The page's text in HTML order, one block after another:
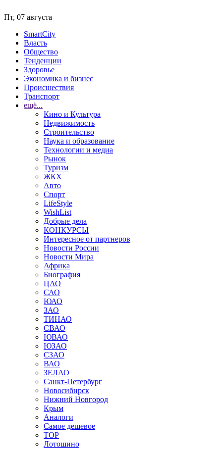
Пт, 07 августа
SmartCity
Власть
Общество
Тенденции
Здоровье
Экономика и бизнес
Происшествия
Транспорт
ещё...
Кино и Культура
Недвижимость
Строительство
Наука и образование
Технологии и медиа
Рынок
Туризм
ЖКХ
Авто
Спорт
LifeStyle
WishList
Добрые дела
КОНКУРСЫ
Интересное от партнеров
Новости России
Новости Мира
Африка
Биография
ЦАО
САО
ЮАО
ЗАО
ТИНАО
СВАО
ЮВАО
ЮЗАО
СЗАО
ВАО
ЗЕЛАО
Санкт-Петербург
Новосибирск
Нижний Новгород
Крым
Аналоги
Самое дешевое
TOP
Лотошино